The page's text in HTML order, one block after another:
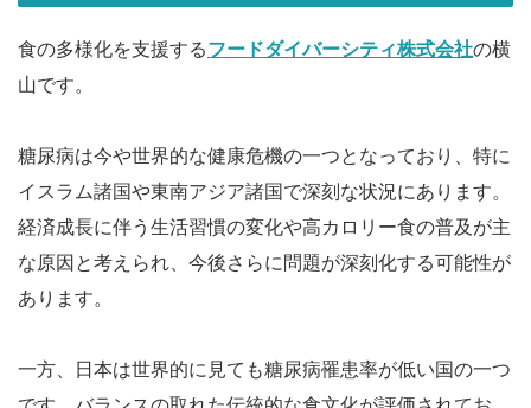
食の多様化を支援するフードダイバーシティ株式会社の横
山です。
糖尿病は今や世界的な健康危機の一つとなっており、特に
イスラム諸国や東南アジア諸国で深刻な状況にあります。
経済成長に伴う生活習慣の変化や高カロリー食の普及が主
な原因と考えられ、今後さらに問題が深刻化する可能性が
あります。
一方、日本は世界的に見ても糖尿病罹患率が低い国の一つ